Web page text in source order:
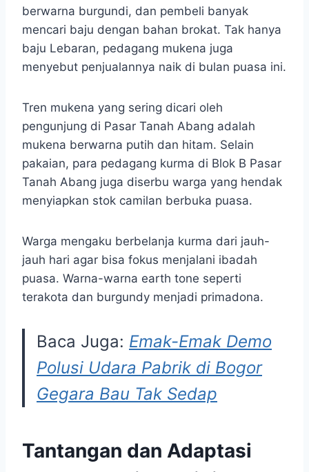
berwarna burgundi, dan pembeli banyak
mencari baju dengan bahan brokat. Tak hanya
baju Lebaran, pedagang mukena juga
menyebut penjualannya naik di bulan puasa ini.
Tren mukena yang sering dicari oleh
pengunjung di Pasar Tanah Abang adalah
mukena berwarna putih dan hitam. Selain
pakaian, para pedagang kurma di Blok B Pasar
Tanah Abang juga diserbu warga yang hendak
menyiapkan stok camilan berbuka puasa.
Warga mengaku berbelanja kurma dari jauh-
jauh hari agar bisa fokus menjalani ibadah
puasa. Warna-warna earth tone seperti
terakota dan burgundy menjadi primadona.
Baca Juga: Emak-Emak Demo
Polusi Udara Pabrik di Bogor
Gegara Bau Tak Sedap
Tantangan dan Adaptasi